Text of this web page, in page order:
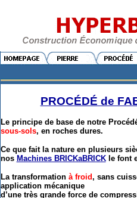
PROCÉDÉ de
Le principe de base de notre
sous-sols, en roches dures.
Ce que fait la nature en plusieurs
nos Machines BRICKaBRICKle font
La transformation à froid, sans
application mécanique
d’une très grande force de